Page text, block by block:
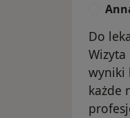
Do
wyniki
każde